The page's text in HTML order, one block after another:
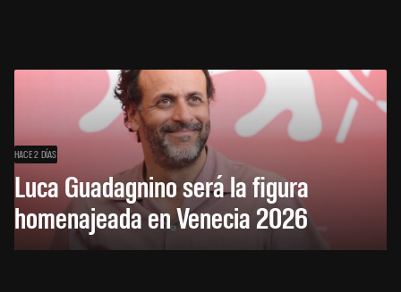
HACE 2 DÍAS
Luca Guadagnino será la figura
homenajeada en Venecia 2026